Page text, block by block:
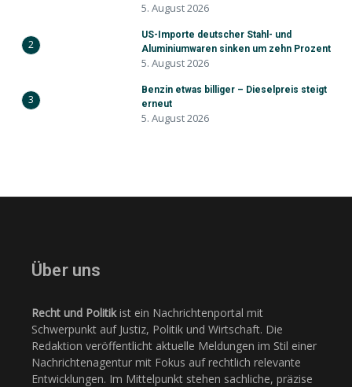
5. August 2026
2
US-Importe deutscher Stahl- und
Aluminiumwaren sinken um zehn Prozent
5. August 2026
3
Benzin etwas billiger – Dieselpreis steigt
erneut
5. August 2026
Über uns
Recht und Politikist ein Nachrichtenportal mit
Schwerpunkt auf Justiz, Politik und Wirtschaft. Die
Redaktion veröffentlicht aktuelle Meldungen im Stil einer
Nachrichtenagentur mit Fokus auf rechtlich relevante
Entwicklungen. Im Mittelpunkt stehen sachliche, präzise